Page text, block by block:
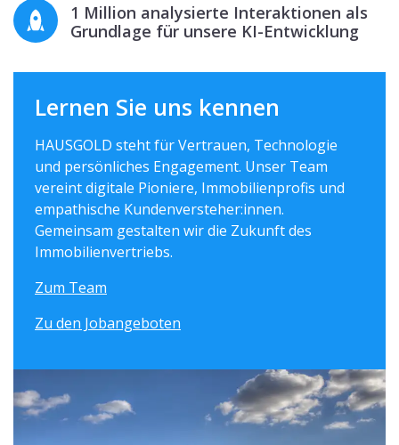
1 Million analysierte Interaktionen als
Grundlage für unsere KI-Entwicklung
Lernen Sie uns kennen
HAUSGOLD steht für Vertrauen, Technologie
und persönliches Engagement. Unser Team
vereint digitale Pioniere, Immobilienprofis und
empathische Kundenversteher:innen.
Gemeinsam gestalten wir die Zukunft des
Immobilienvertriebs.
Zum Team
Zu den Jobangeboten